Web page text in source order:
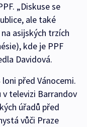
„Diskuse se
ale také
asijských trzích
kde je PPF
Davidová.
před Vánocemi.
v televizi Barrandov
úřadů před
vůči Praze